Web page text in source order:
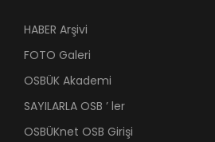
HABER Arşivi
FOTO Galeri
OSBÜK Akademi
SAYILARLA OSB ’ ler
OSBÜKnet OSB Girişi